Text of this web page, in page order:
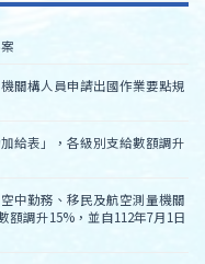
關構人員申請出國作業要點規
給表」，各級別支給數額調升
中勤務、移民及航空測量機關
調升15%，並自112年7月1日